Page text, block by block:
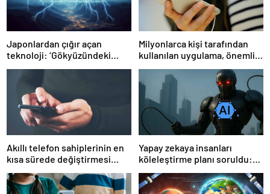
Japonlardan çığır açan
teknoloji: ‘Gökyüzündeki
Milyonlarca kişi tarafından
kullanılan uygulama, önemli
Akıllı telefon sahiplerinin en
kısa sürede değiştirmesi
Yapay zekaya insanları
köleleştirme planı soruldu: